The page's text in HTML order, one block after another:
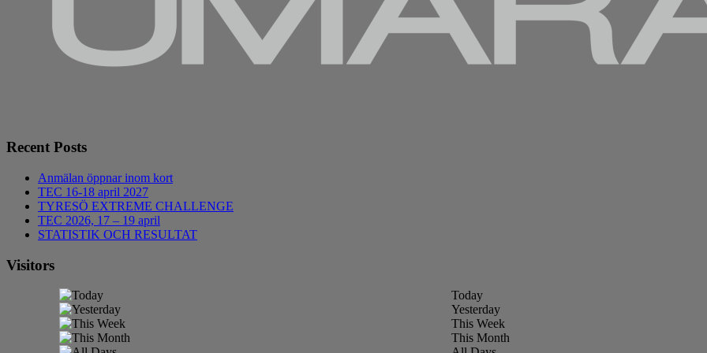
Recent Posts
Anmälan öppnar inom kort
TEC 16-18 april 2027
TYRESÖ EXTREME CHALLENGE
TEC 2026, 17 – 19 april
STATISTIK OCH RESULTAT
Visitors
Today
Yesterday
This Week
This Month